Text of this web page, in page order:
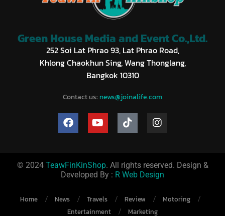
Green House Media and Event Co.,Ltd.
252 Soi Lat Phrao 93, Lat Phrao Road,
Khlong Chaokhun Sing, Wang Thonglang,
Bangkok 10310
Contact us: news@joinalife.com
© 2024 TeawFinKinShop. All rights reserved. Design &
Developed By : R Web Design
Home News Travels Review
Motoring
Entertainment
Marketing